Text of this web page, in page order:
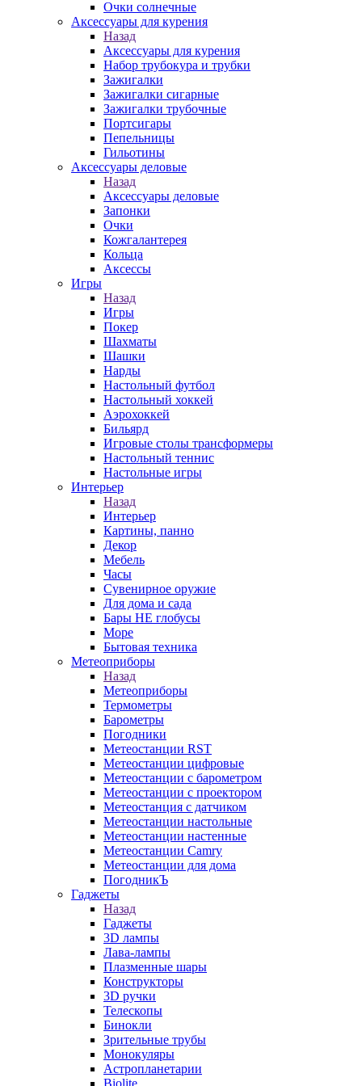
Очки солнечные
Аксессуары для курения
Назад
Аксессуары для курения
Набор трубокура и трубки
Зажигалки
Зажигалки сигарные
Зажигалки трубочные
Портсигары
Пепельницы
Гильотины
Аксессуары деловые
Назад
Аксессуары деловые
Запонки
Очки
Кожгалантерея
Кольца
Аксессы
Игры
Назад
Игры
Покер
Шахматы
Шашки
Нарды
Настольный футбол
Настольный хоккей
Аэрохоккей
Бильярд
Игровые столы трансформеры
Настольный теннис
Настольные игры
Интерьер
Назад
Интерьер
Картины, панно
Декор
Мебель
Часы
Сувенирное оружие
Для дома и сада
Бары НЕ глобусы
Море
Бытовая техника
Метеоприборы
Назад
Метеоприборы
Термометры
Барометры
Погодники
Метеостанции RST
Метеостанции цифровые
Метеостанции с барометром
Метеостанции с проектором
Метеостанция с датчиком
Метеостанции настольные
Метеостанции настенные
Метеостанции Camry
Метеостанции для дома
ПогодникЪ
Гаджеты
Назад
Гаджеты
3D лампы
Лава-лампы
Плазменные шары
Конструкторы
3D ручки
Телескопы
Бинокли
Зрительные трубы
Монокуляры
Астропланетарии
Biolite